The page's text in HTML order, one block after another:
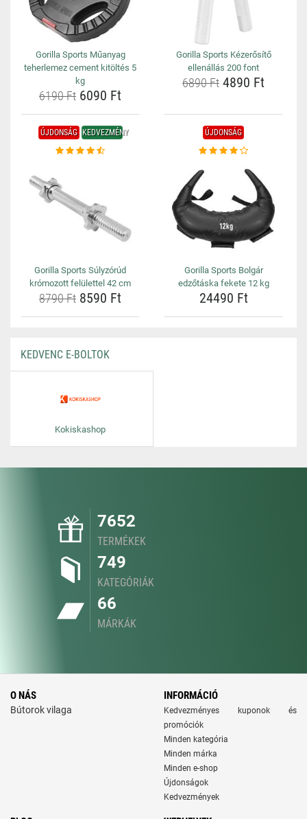
Gorilla Sports Műanyag
teherlemez cement kitöltés 5
kg
6190 Ft 6090 Ft
Gorilla Sports Kézerősítő
ellenállás 200 font
6890 Ft 4890 Ft
ÚJDONSÁG KEDVEZMÉNY
Gorilla Sports Súlyzórúd
krómozott felülettel 42 cm
8790 Ft 8590 Ft
ÚJDONSÁG
Gorilla Sports Bolgár
edzőtáska fekete 12 kg
24490 Ft
KEDVENC E-BOLTOK
Kokiskashop
7652
TERMÉKEK
749
KATEGÓRIÁK
66
MÁRKÁK
O NÁS
Bútorok vilaga
INFORMÁCIÓ
Kedvezményes kuponok és
promóciók
Minden kategória
Minden márka
Minden e-shop
Újdonságok
Kedvezmények